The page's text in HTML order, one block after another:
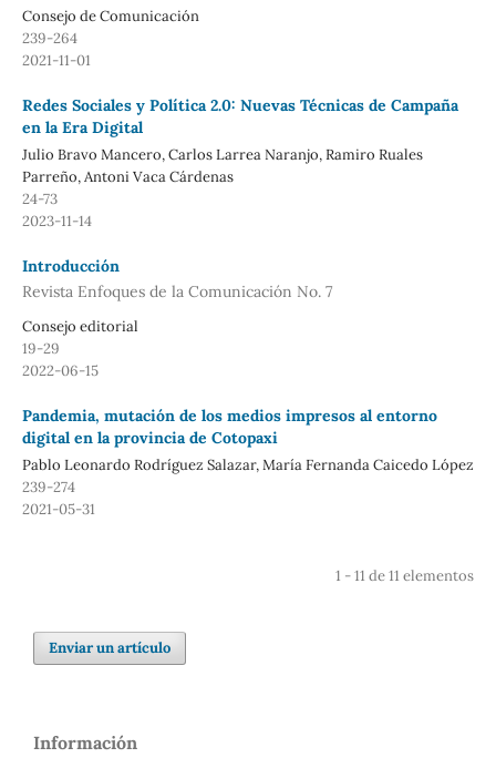
Consejo de Comunicación
239-264
2021-11-01
Redes Sociales y Política 2.0: Nuevas Técnicas de Campaña
en la Era Digital
Julio Bravo Mancero, Carlos Larrea Naranjo, Ramiro Ruales
Parreño, Antoni Vaca Cárdenas
24-73
2023-11-14
Introducción
Revista Enfoques de la Comunicación No. 7
Consejo editorial
19-29
2022-06-15
Pandemia, mutación de los medios impresos al entorno
digital en la provincia de Cotopaxi
Pablo Leonardo Rodríguez Salazar, María Fernanda Caicedo López
239-274
2021-05-31
1 - 11 de 11 elementos
Enviar un artículo
Información